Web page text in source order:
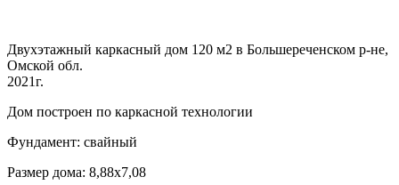
Двухэтажный каркасный дом 120 м2 в Большереченском р-не,
Омской обл.
2021г.
Дом построен по каркасной технологии
Фундамент: свайный
Размер дома: 8,88х7,08